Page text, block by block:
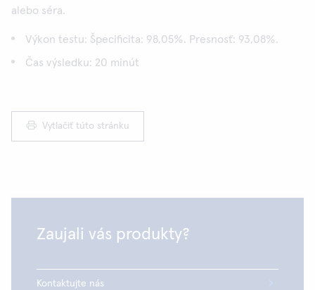
alebo séra.
Výkon testu: Špecificita: 98,05%. Presnosť: 93,08%.
Čas výsledku: 20 minút
Vytlačiť túto stránku
Zaujali vás produkty?
Kontaktujte nás